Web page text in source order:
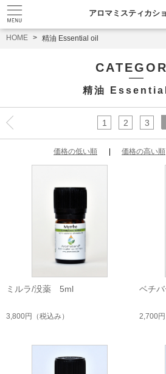
アロマミスティカシ
HOME 精油 Essential oil
精油
1 2 3
価格の低い順 価格の高い順
ミルラ/没薬 5ml
3,800円 （税込み）
ベチ
2,700円